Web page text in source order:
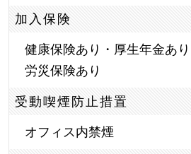
加入保険
健康保険あり・厚生年金あ
労災保険あり
受動喫煙防止措置
オフィス内禁煙